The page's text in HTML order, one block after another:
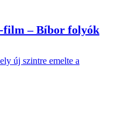
film – Bíbor folyók
új szintre emelte a